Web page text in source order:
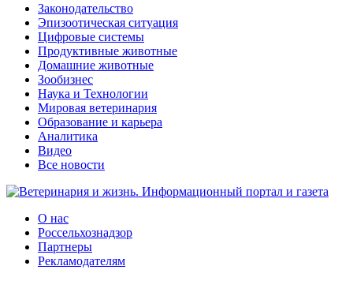
Законодательство
Эпизоотическая ситуация
Цифровые системы
Продуктивные животные
Домашние животные
Зообизнес
Наука и Технологии
Мировая ветеринария
Образование и карьера
Аналитика
Видео
Все новости
О нас
Россельхознадзор
Партнеры
Рекламодателям